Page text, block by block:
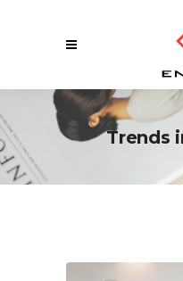
Trends